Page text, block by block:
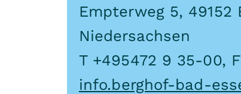
Empterweg 5, 49152
Niedersachsen
T +495472 9 35-00,
info.berghof-bad-